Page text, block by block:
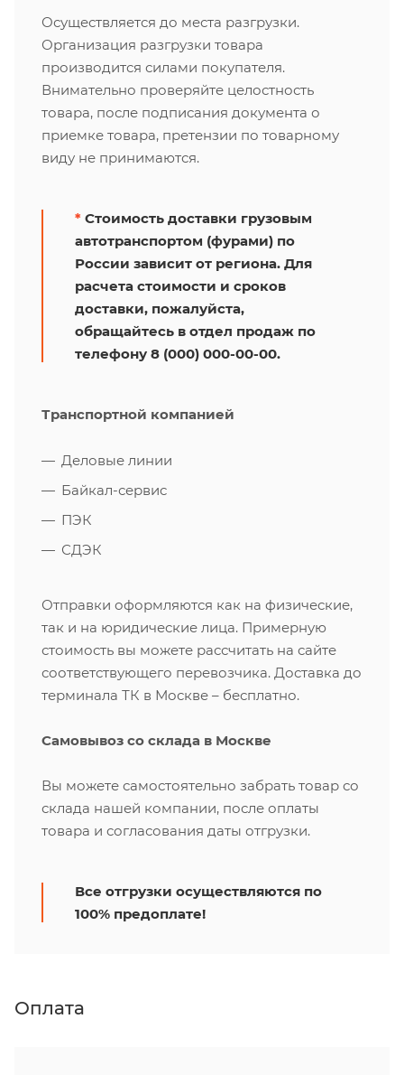
Осуществляется до места разгрузки.
Организация разгрузки товара
производится силами покупателя.
Внимательно проверяйте целостность
товара, после подписания документа о
приемке товара, претензии по товарному
виду не принимаются.
* Стоимость доставки грузовым
автотранспортом (фурами) по
России зависит от региона. Для
расчета стоимости и сроков
доставки, пожалуйста,
обращайтесь в отдел продаж по
телефону 8 (000) 000-00-00.
Транспортной компанией
Деловые линии
Байкал-сервис
ПЭК
СДЭК
Отправки оформляются как на физические,
так и на юридические лица. Примерную
стоимость вы можете рассчитать на сайте
соответствующего перевозчика. Доставка до
терминала ТК в Москве – бесплатно.
Самовывоз со склада в Москве
Вы можете самостоятельно забрать товар со
склада нашей компании, после оплаты
товара и согласования даты отгрузки.
Все отгрузки осуществляются по
100% предоплате!
Оплата